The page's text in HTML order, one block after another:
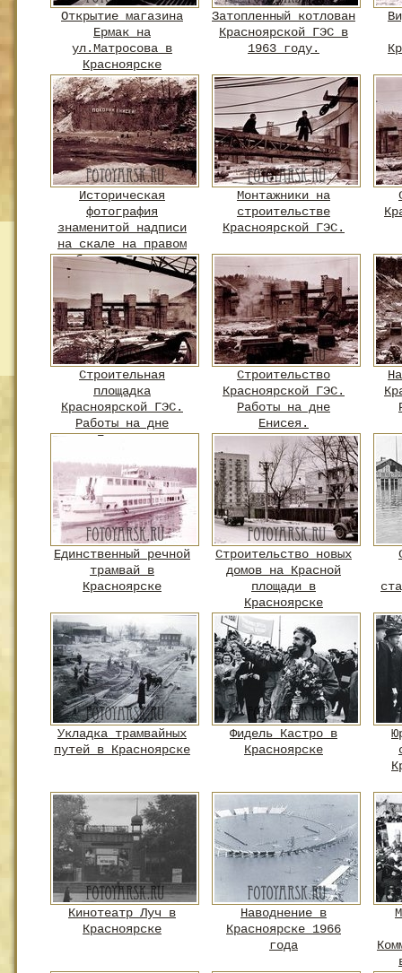
Открытие магазина
Ермак на
ул.Матросова в
Красноярске
Затопленный котлован
Красноярской ГЭС в
1963 году.
Историческая
фотография
знаменитой надписи
на скале на правом
берегу Енисея
Монтажники на
строительстве
Красноярской ГЭС.
Строительная
площадка
Красноярской ГЭС.
Работы на дне
Енисея.
Строительство
Красноярской ГЭС.
Работы на дне
Енисея.
Единственный речной
трамвай в
Красноярске
Строительство новых
домов на Красной
площади в
Красноярске
Укладка трамвайных
путей в Красноярске
Фидель Кастро в
Красноярске
Кинотеатр Луч в
Красноярске
Наводнение в
Красноярске 1966
года